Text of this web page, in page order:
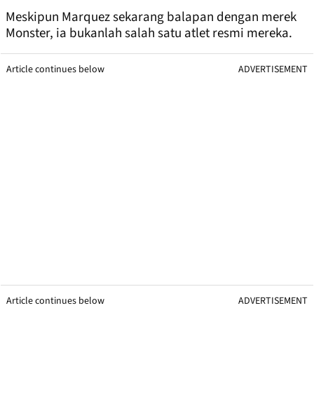
Meskipun Marquez sekarang balapan dengan merek
Monster, ia bukanlah salah satu atlet resmi mereka.
Article continues below ADVERTISEMENT
Article continues below ADVERTISEMENT